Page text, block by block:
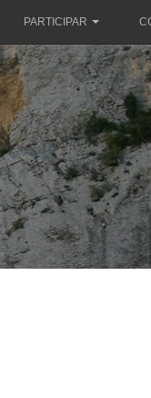
PARTICIPAR